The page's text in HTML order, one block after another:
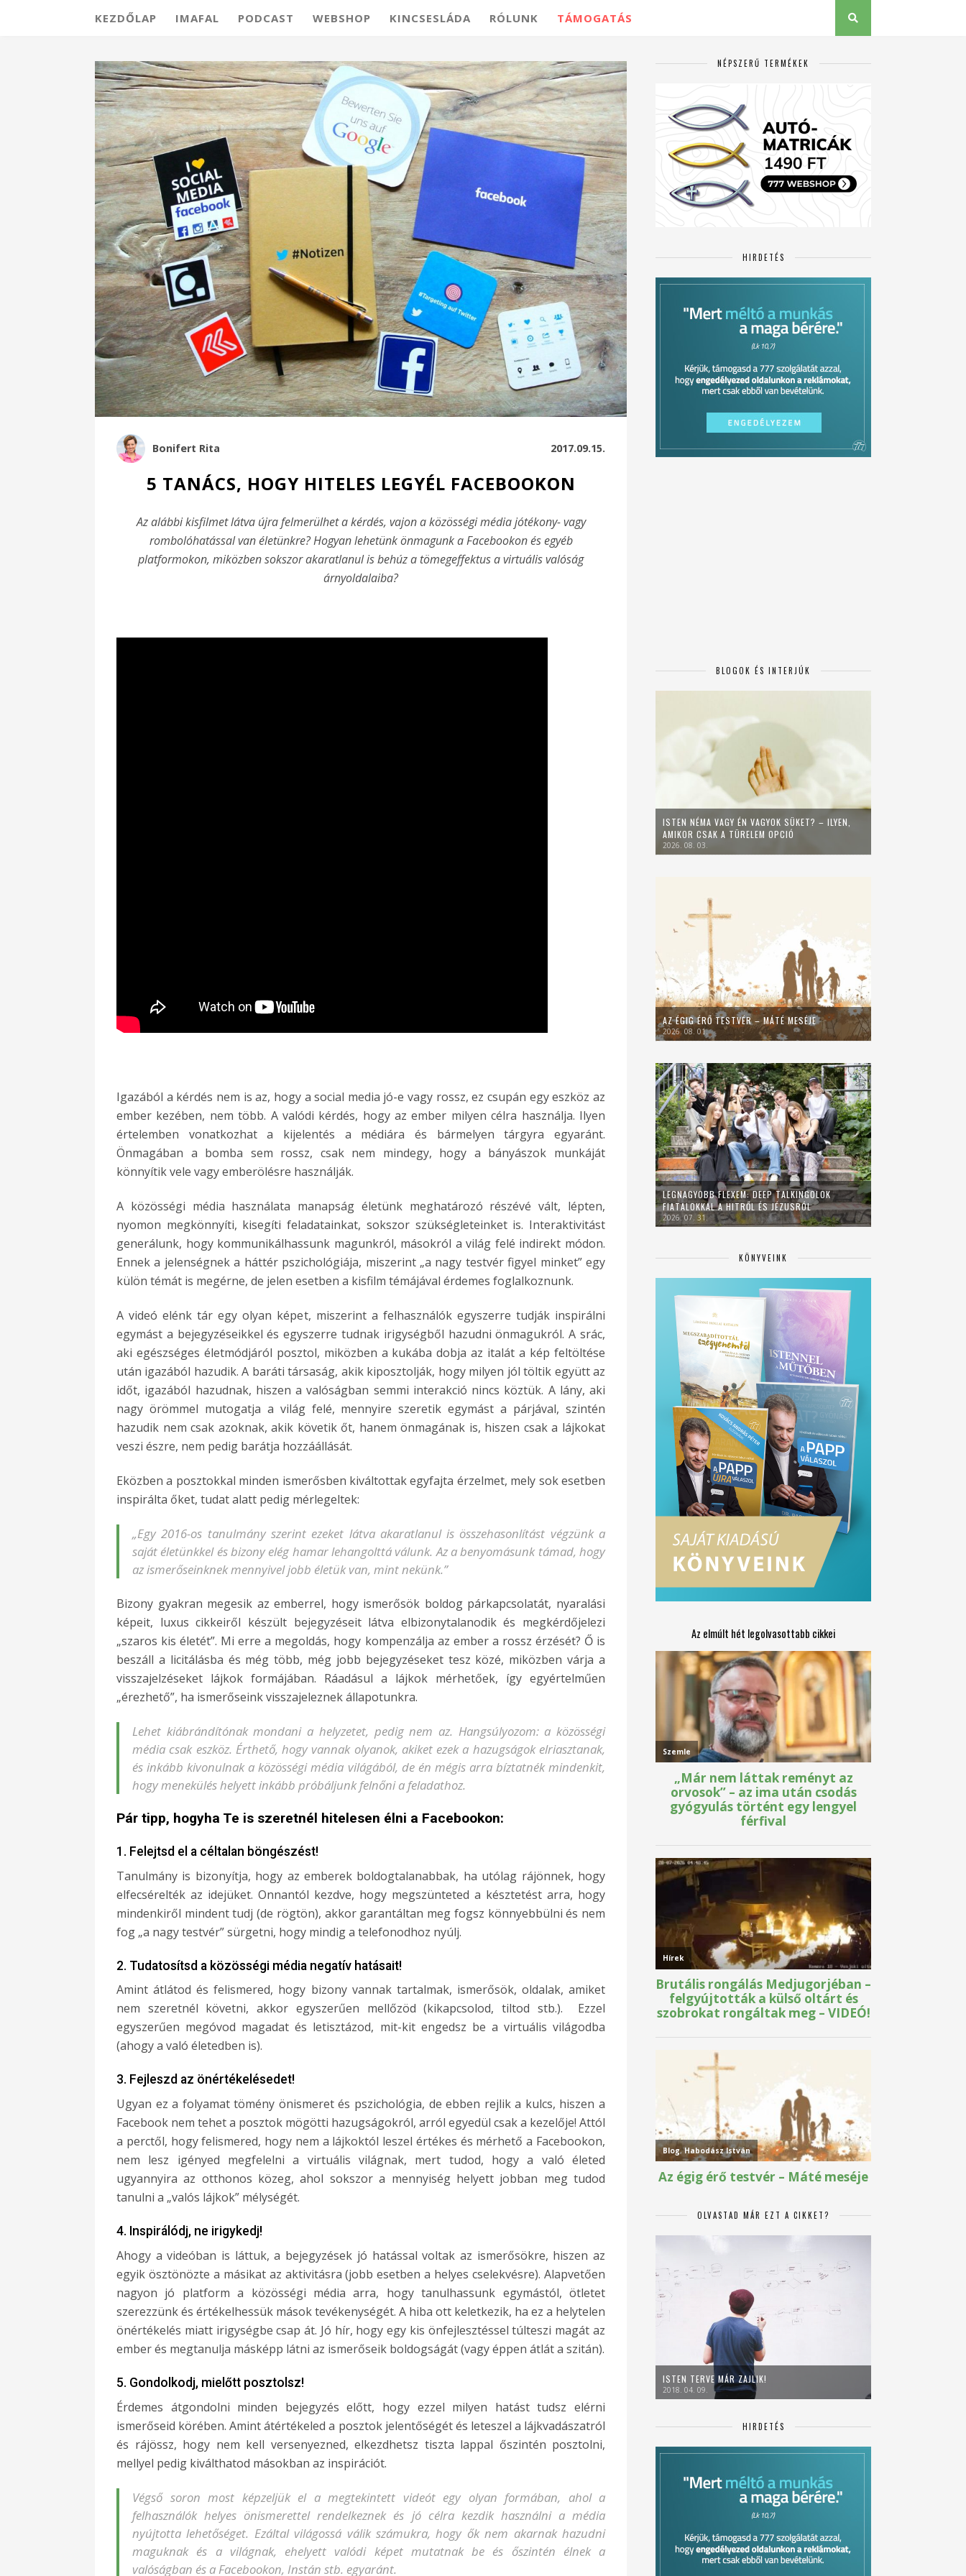
KEZDŐLAP IMAFAL PODCAST WEBSHOP KINCSESLÁDA RÓLUNK TÁMOGATÁS
Bonifert Rita 2017.09.15.
5 TANÁCS, HOGY HITELES LEGYÉL FACEBOOKON
Az alábbi kisfilmet látva újra felmerülhet a kérdés, vajon a közösségi média jótékony- vagy
rombolóhatással van életünkre? Hogyan lehetünk önmagunk a Facebookon és egyéb
platformokon, miközben sokszor akaratlanul is behúz a tömegeffektus a virtuális valóság
árnyoldalaiba?
Igazából a kérdés nem is az, hogy a social media jó-e vagy rossz, ez csupán egy eszköz az
ember kezében, nem több. A valódi kérdés, hogy az ember milyen célra használja. Ilyen
értelemben vonatkozhat a kijelentés a médiára és bármelyen tárgyra egyaránt.
Önmagában a bomba sem rossz, csak nem mindegy, hogy a bányászok munkáját
könnyítik vele vagy emberölésre használják.
A közösségi média használata manapság életünk meghatározó részévé vált, lépten,
nyomon megkönnyíti, kisegíti feladatainkat, sokszor szükségleteinket is. Interaktivitást
generálunk, hogy kommunikálhassunk magunkról, másokról a világ felé indirekt módon.
Ennek a jelenségnek a háttér pszichológiája, miszerint „a nagy testvér figyel minket” egy
külön témát is megérne, de jelen esetben a kisfilm témájával érdemes foglalkoznunk.
A videó elénk tár egy olyan képet, miszerint a felhasználók egyszerre tudják inspirálni
egymást a bejegyzéseikkel és egyszerre tudnak irigységből hazudni önmagukról. A srác,
aki egészséges életmódjáról posztol, miközben a kukába dobja az italát a kép feltöltése
után igazából hazudik. A baráti társaság, akik kiposztolják, hogy milyen jól töltik együtt az
időt, igazából hazudnak, hiszen a valóságban semmi interakció nincs köztük. A lány, aki
nagy örömmel mutogatja a világ felé, mennyire szeretik egymást a párjával, szintén
hazudik nem csak azoknak, akik követik őt, hanem önmagának is, hiszen csak a lájkokat
veszi észre, nem pedig barátja hozzáállását.
Eközben a posztokkal minden ismerősben kiváltottak egyfajta érzelmet, mely sok esetben
inspirálta őket, tudat alatt pedig mérlegeltek:
„Egy 2016-os tanulmány szerint ezeket látva akaratlanul is összehasonlítást végzünk a
saját életünkkel és bizony elég hamar lehangolttá válunk. Az a benyomásunk támad, hogy
az ismerőseinknek mennyivel jobb életük van, mint nekünk.”
Bizony gyakran megesik az emberrel, hogy ismerősök boldog párkapcsolatát, nyaralási
képeit, luxus cikkeiről készült bejegyzéseit látva elbizonytalanodik és megkérdőjelezi
„szaros kis életét”. Mi erre a megoldás, hogy kompenzálja az ember a rossz érzését? Ő is
beszáll a licitálásba és még több, még jobb bejegyzéseket tesz közé, miközben várja a
visszajelzéseket lájkok formájában. Ráadásul a lájkok mérhetőek, így egyértelműen
„érezhető”, ha ismerőseink visszajeleznek állapotunkra.
Lehet kiábrándítónak mondani a helyzetet, pedig nem az. Hangsúlyozom: a közösségi
média csak eszköz. Érthető, hogy vannak olyanok, akiket ezek a hazugságok elriasztanak,
és inkább kivonulnak a közösségi média világából, de én mégis arra bíztatnék mindenkit,
hogy menekülés helyett inkább próbáljunk felnőni a feladathoz.
Pár tipp, hogyha Te is szeretnél hitelesen élni a Facebookon:
1. Felejtsd el a céltalan böngészést!
Tanulmány is bizonyítja, hogy az emberek boldogtalanabbak, ha utólag rájönnek, hogy
elfecsérelték az idejüket. Onnantól kezdve, hogy megszünteted a késztetést arra, hogy
mindenkiről mindent tudj (de rögtön), akkor garantáltan meg fogsz könnyebbülni és nem
fog „a nagy testvér” sürgetni, hogy mindig a telefonodhoz nyúlj.
2. Tudatosítsd a közösségi média negatív hatásait!
Amint átlátod és felismered, hogy bizony vannak tartalmak, ismerősök, oldalak, amiket
nem szeretnél követni, akkor egyszerűen mellőzöd (kikapcsolod, tiltod stb.). Ezzel
egyszerűen megóvod magadat és letisztázod, mit-kit engedsz be a virtuális világodba
(ahogy a való életedben is).
3. Fejleszd az önértékelésedet!
Ugyan ez a folyamat tömény önismeret és pszichológia, de ebben rejlik a kulcs, hiszen a
Facebook nem tehet a posztok mögötti hazugságokról, arról egyedül csak a kezelője! Attól
a perctől, hogy felismered, hogy nem a lájkoktól leszel értékes és mérhető a Facebookon,
nem lesz igényed megfelelni a virtuális világnak, mert tudod, hogy a való életed
ugyannyira az otthonos közeg, ahol sokszor a mennyiség helyett jobban meg tudod
tanulni a „valós lájkok” mélységét.
4. Inspirálódj, ne irigykedj!
Ahogy a videóban is láttuk, a bejegyzések jó hatással voltak az ismerősökre, hiszen az
egyik ösztönözte a másikat az aktivitásra (jobb esetben a helyes cselekvésre). Alapvetően
nagyon jó platform a közösségi média arra, hogy tanulhassunk egymástól, ötletet
szerezzünk és értékelhessük mások tevékenységét. A hiba ott keletkezik, ha ez a helytelen
önértékelés miatt irigységbe csap át. Jó hír, hogy egy kis önfejlesztéssel túlteszi magát az
ember és megtanulja másképp látni az ismerőseik boldogságát (vagy éppen átlát a szitán).
5. Gondolkodj, mielőtt posztolsz!
Érdemes átgondolni minden bejegyzés előtt, hogy ezzel milyen hatást tudsz elérni
ismerőseid körében. Amint átértékeled a posztok jelentőségét és leteszel a lájkvadászatról
és rájössz, hogy nem kell versenyezned, elkezdhetsz tiszta lappal őszintén posztolni,
mellyel pedig kiválthatod másokban az inspirációt.
Végső soron most képzeljük el a megtekintett videót egy olyan formában, ahol a
felhasználók helyes önismerettel rendelkeznek és jó célra kezdik használni a média
nyújtotta lehetőséget. Ezáltal világossá válik számukra, hogy ők nem akarnak hazudni
maguknak és a világnak, ehelyett valódi képet mutatnak be és őszintén élnek a
valóságban és a Facebookon, Instán stb. egyaránt.
NÉPSZERŰ TERMÉKEK
HIRDETÉS
BLOGOK ÉS INTERJÚK
ISTEN NÉMA VAGY ÉN VAGYOK SÜKET? – ILYEN,
AMIKOR CSAK A TÜRELEM OPCIÓ
2026. 08. 03.
AZ ÉGIG ÉRŐ TESTVÉR – MÁTÉ MESÉJE
2026. 08. 01.
LEGNAGYOBB FLEXEM: DEEP TALKINGOLOK
FIATALOKKAL A HITRŐL ÉS JÉZUSRÓL
2026. 07. 31.
KÖNYVEINK
Az elmúlt hét legolvasottabb cikkei
OLVASTAD MÁR EZT A CIKKET?
ISTEN TERVE MÁR ZAJLIK!
2018. 04. 09.
HIRDETÉS